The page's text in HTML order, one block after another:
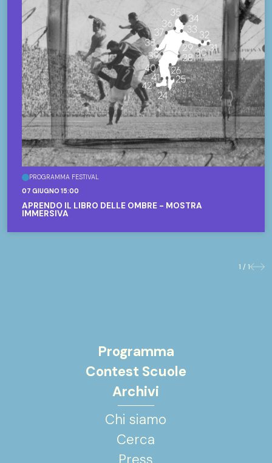
PROGRAMMA FESTIVAL
07 GIUGNO 15:00
APRENDO IL LIBRO DELLE OMBRE - MOSTRA
IMMERSIVA
1 / 1
Programma
Contest Scuole
Archivi
Chi siamo
Cerca
Press